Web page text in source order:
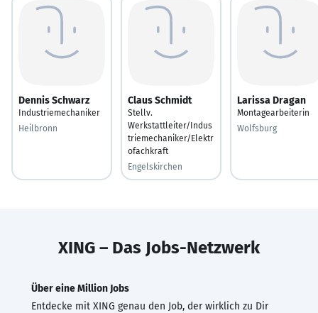
Dennis Schwarz
Industriemechaniker
Heilbronn
Claus Schmidt
Stellv.
Werkstattleiter/Indus
triemechaniker/Elektr
ofachkraft
Engelskirchen
Larissa Dragan
Montagearbeiterin
Wolfsburg
XING – Das Jobs-Netzwerk
Über eine Million Jobs
Entdecke mit XING genau den Job, der wirklich zu Dir